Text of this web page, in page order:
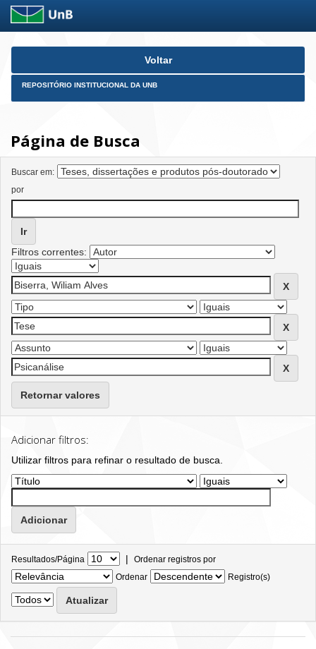
Skip
Voltar
REPOSITÓRIO INSTITUCIONAL DA UNB
Página de Busca
Buscar em:
por
Filtros correntes:
Retornar valores
Adicionar filtros:
Utilizar filtros para refinar o resultado de busca.
Resultados/Página | Ordenar registros por
Ordenar
Registro(s)